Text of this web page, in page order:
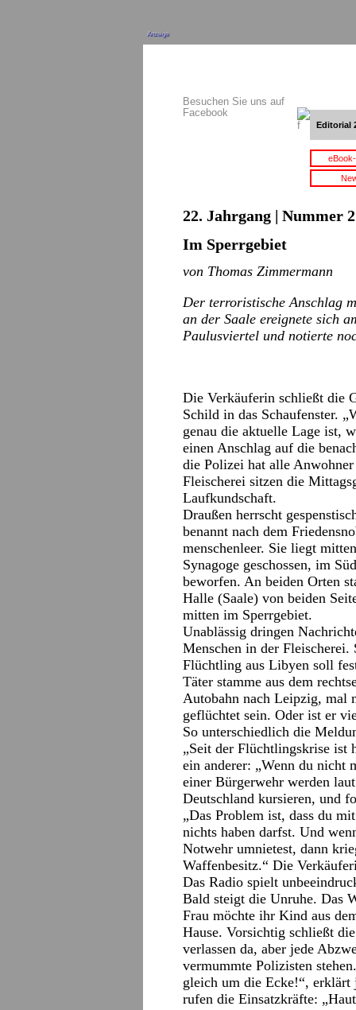
Anzeige
Besuchen Sie uns auf
Facebook
Editorial
22. Jahrgang | Nummer
Im Sperrgebiet
von Thomas Zimmermann
Der terroristische Anschlag
an der Saale ereignete sich
Paulusviertel und notierte
Die Verkäuferin schließt die
Schild in das Schaufenster.
genau die aktuelle Lage ist,
einen Anschlag auf die
die Polizei hat alle
Fleischerei sitzen die
Laufkundschaft.
Draußen herrscht
benannt nach dem
menschenleer. Sie liegt
Synagoge geschossen, im
beworfen. An beiden Orten
Halle (Saale) von beiden
mitten im Sperrgebiet.
Unablässig dringen
Menschen in der
Flüchtling aus Libyen soll
Täter stamme aus dem
Autobahn nach Leipzig, mal
geflüchtet sein. Oder ist er
So unterschiedlich die
„Seit der Flüchtlingskrise ist
ein anderer: „Wenn du nicht
einer Bürgerwehr werden
Deutschland kursieren, und
„Das Problem ist, dass du
nichts haben darfst. Und
Notwehr umnietest, dann
Waffenbesitz.“ Die
Das Radio spielt
Bald steigt die Unruhe. Das
Frau möchte ihr Kind aus
Hause. Vorsichtig schließt
verlassen da, aber jede
vermummte Polizisten
gleich um die Ecke!“, erklärt
rufen die Einsatzkräfte: